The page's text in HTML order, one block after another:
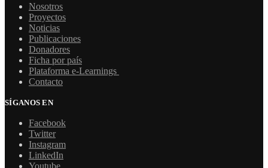
Nosotros
Proyectos
Noticias
Publicaciones
Donadores
Ficha por país
Plataforma e-Learnings
Contacto
SÍGANOS EN
Facebook
Twitter
Instagram
LinkedIn
Youtube